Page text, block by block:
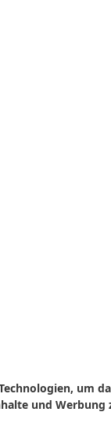
um
und